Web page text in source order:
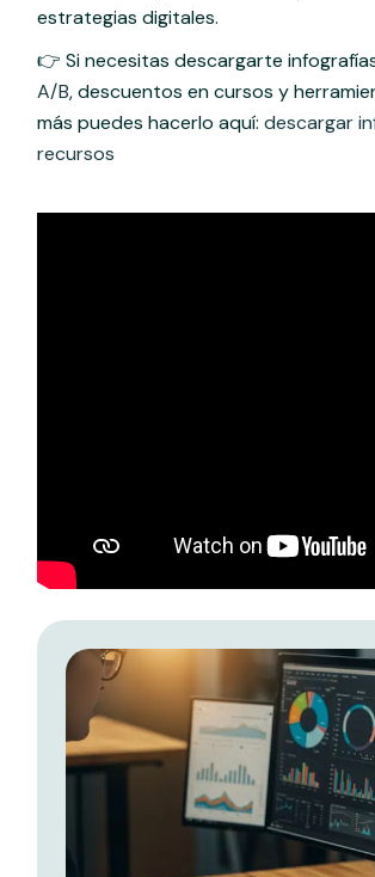
estrategias digitales.
👉 Si necesitas descargarte
A/B, descuentos en cursos y
más puedes hacerlo aquí:descargar
recursos